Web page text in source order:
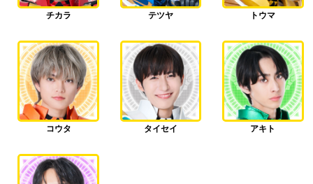
チカラ テツヤ トウマ
コウタ タイセイ アキト